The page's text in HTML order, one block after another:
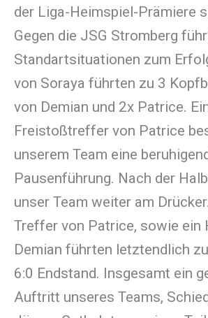
der Liga-Heimspiel-Prämiere
Gegen die JSG Stromberg
Standartsituationen zum
von Soraya führten zu 3
von Demian und 2x Patrice.
Freistoßtreffer von Patrice
unserem Team eine
Pausenführung. Nach der
unser Team weiter am
Treffer von Patrice, sowie ein
Demian führten letztendlich
6:0 Endstand. Insgesamt ein
Auftritt unseres Teams,